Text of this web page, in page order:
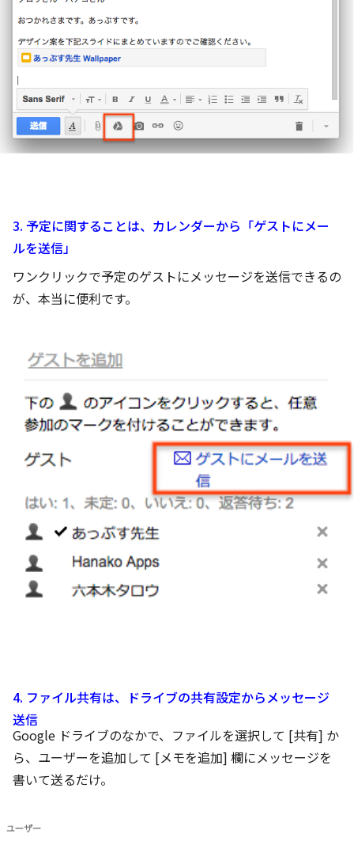
3. 予定に関することは、カレンダーから「ゲストにメー
ルを送信」
ワンクリックで予定のゲストにメッセージを送信できるの
が、本当に便利です。
4. ファイル共有は、ドライブの共有設定からメッセージ
送信
Google ドライブのなかで、ファイルを選択して [共有] か
ら、ユーザーを追加して [メモを追加] 欄にメッセージを
書いて送るだけ。